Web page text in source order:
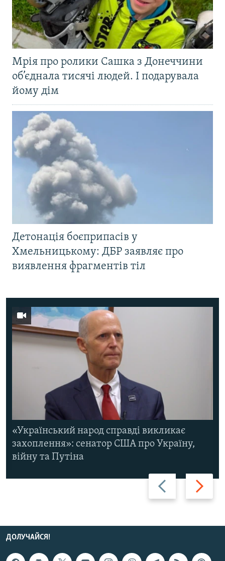
Мрія про ролики Сашка з Донеччини
об’єднала тисячі людей. І подарувала
йому дім
Детонація боєприпасів у
Хмельницькому: ДБР заявляє про
виявлення фрагментів тіл
Назад Вперед
«Український народ справді викликає
захоплення»: сенатор США про Україну,
війну та Путіна
ДОЛУЧАЙСЯ!